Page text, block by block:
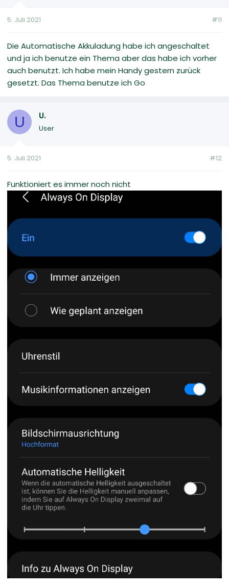
5. Juli 2021 #11
Die Automatische Akkuladung habe ich angeschaltet
und ja ich benutze ein Thema aber das habe ich vorher
auch benutzt. Ich habe mein Handy gestern zurück
gesetzt. Das Thema benutze ich Go
U U.
User
5. Juli 2021 #12
Funktioniert es immer noch nicht